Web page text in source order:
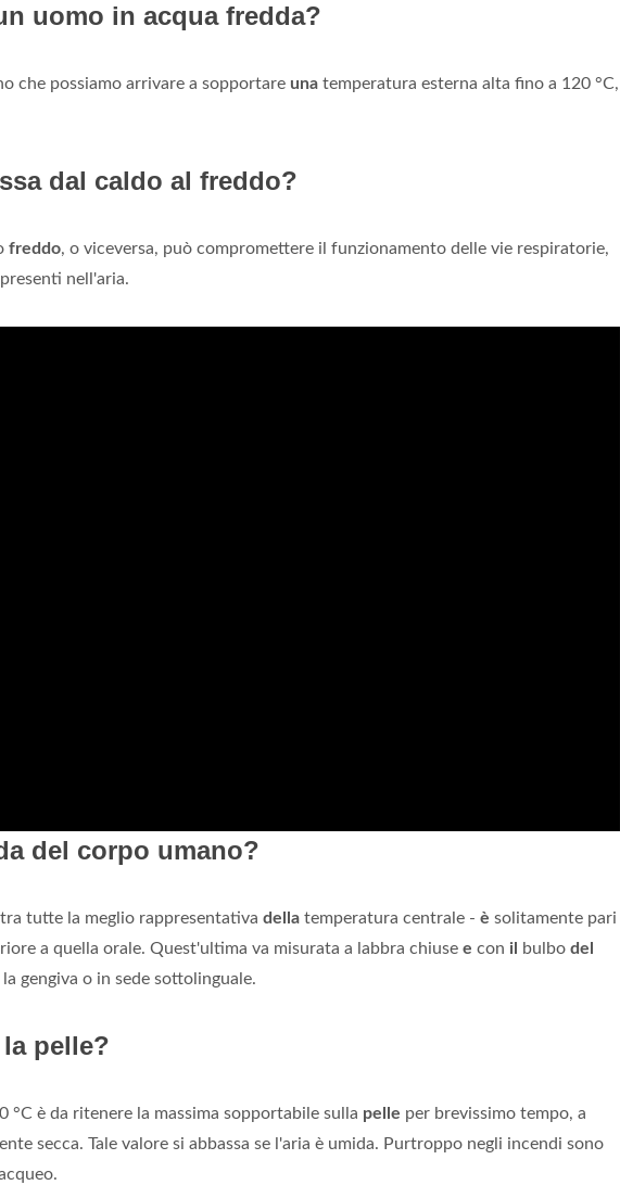
uomo in acqua fredda?
che possiamo arrivare a sopportare una temperatura esterna alta fino a 120 °C,
dal caldo al freddo?
freddo, o viceversa, può compromettere il funzionamento delle vie respiratorie,
nell'aria.
del corpo umano?
tutte la meglio rappresentativa della temperatura centrale - è solitamente pari
a quella orale. Quest'ultima va misurata a labbra chiuse e con il bulbo del
la gengiva o in sede sottolinguale.
pelle?
è da ritenere la massima sopportabile sulla pelle per brevissimo tempo, a
secca. Tale valore si abbassa se l'aria è umida. Purtroppo negli incendi sono